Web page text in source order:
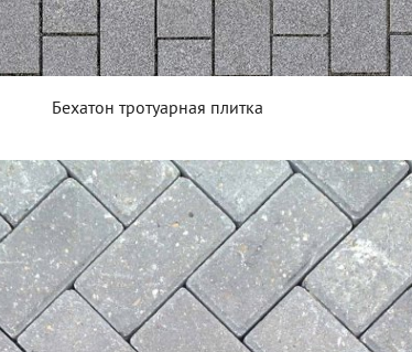
Бехатон тротуарная плитка